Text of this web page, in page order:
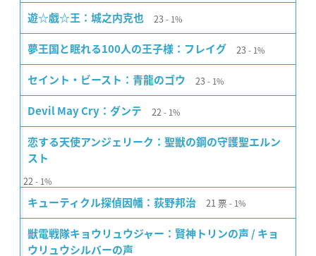
遊☆戯☆王：城之内克也 23 1%
夢王国と眠れる100人の王子様：フレイグ 23 1%
セイント・ビースト：青龍のゴウ 23 1%
Devil May Cry：ダンテ 22 1%
恋する天使アンジェリーク：聖獣の鋼の守護聖エルン
スト
22 1%
キューティクル探偵因幡：荻野邦治 21 票 1%
獣電戦隊キョウリュウジャー：賢神トリンの声 / キョ
ウリュウシルバーの声